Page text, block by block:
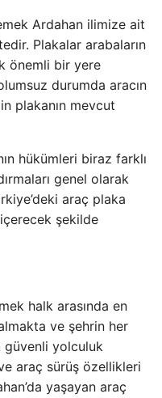
Ardahan ilimize ait
Plakalar arabaların
önemli bir yere
durumda aracın
plakanın mevcut
hükümleri biraz farklı
genel olarak
araç plaka
içerecek şekilde
halk arasında en
ve şehrin her
güvenli yolculuk
araç sürüş özellikleri
yaşayan araç